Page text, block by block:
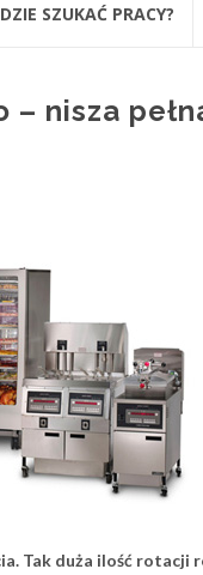
SZUKAĆ PRACY?
nisza
Tak duża ilość rotacji